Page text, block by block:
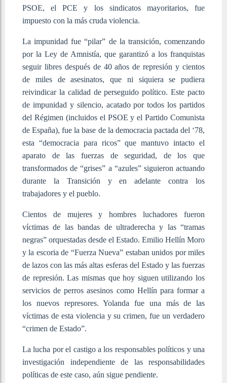
PSOE, el PCE y los sindicatos mayoritarios, fue
impuesto con la más cruda violencia.
La impunidad fue “pilar” de la transición, comenzando
por la Ley de Amnistía, que garantizó a los franquistas
seguir libres después de 40 años de represión y cientos
de miles de asesinatos, que ni siquiera se pudiera
reivindicar la calidad de perseguido político. Este pacto
de impunidad y silencio, acatado por todos los partidos
del Régimen (incluidos el PSOE y el Partido Comunista
de España), fue la base de la democracia pactada del ‘78,
esta “democracia para ricos” que mantuvo intacto el
aparato de las fuerzas de seguridad, de los que
transformados de “grises” a “azules” siguieron actuando
durante la Transición y en adelante contra los
trabajadores y el pueblo.
Cientos de mujeres y hombres luchadores fueron
víctimas de las bandas de ultraderecha y las “tramas
negras” orquestadas desde el Estado. Emilio Hellín Moro
y la escoria de “Fuerza Nueva” estaban unidos por miles
de lazos con las más altas esferas del Estado y las fuerzas
de represión. Las mismas que hoy siguen utilizando los
servicios de perros asesinos como Hellín para formar a
los nuevos represores. Yolanda fue una más de las
víctimas de esta violencia y su crimen, fue un verdadero
“crimen de Estado”.
La lucha por el castigo a los responsables políticos y una
investigación independiente de las responsabilidades
políticas de este caso, aún sigue pendiente.